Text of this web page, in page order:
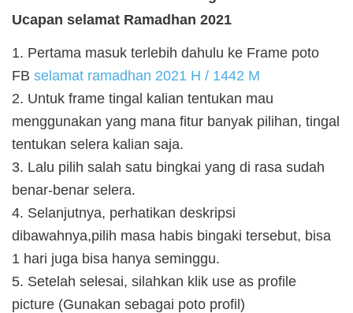
Ucapan selamat Ramadhan 2021
1. Pertama masuk terlebih dahulu ke Frame poto
FB selamat ramadhan 2021 H / 1442 M
2. Untuk frame tingal kalian tentukan mau
menggunakan yang mana fitur banyak pilihan, tingal
tentukan selera kalian saja.
3. Lalu pilih salah satu bingkai yang di rasa sudah
benar-benar selera.
4. Selanjutnya, perhatikan deskripsi
dibawahnya,pilih masa habis bingaki tersebut, bisa
1 hari juga bisa hanya seminggu.
5. Setelah selesai, silahkan klik use as profile
picture (Gunakan sebagai poto profil)